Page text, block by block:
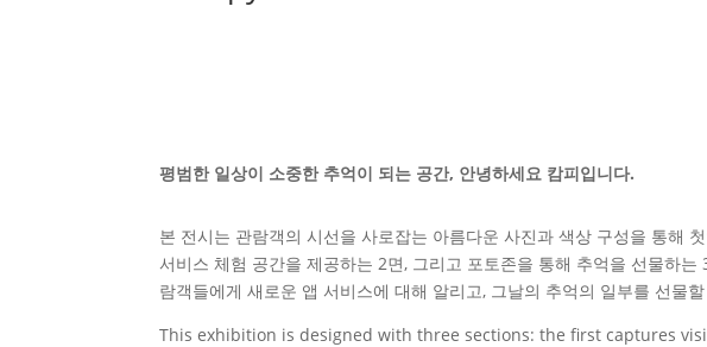
평범한 일상이 소중한 추억이 되는 공간, 안녕하세요 캄피입니다.
본 전시는 관람객의 시선을 사로잡는 아름다운 사진과 색상 구성을 통해
서비스 체험 공간을 제공하는 2면, 그리고 포토존을 통해 추억을 선물하
람객들에게 새로운 앱 서비스에 대해 알리고, 그날의 추억의 일부를 선물
This exhibition is designed with three sections: the first captures